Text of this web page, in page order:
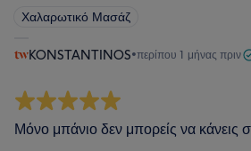
Χαλαρωτικό Μασάζ
KONSTANTINOS•περίπου 1 μήνας πριν
Μόνο μπάνιο δεν μπορείς να κάνεις